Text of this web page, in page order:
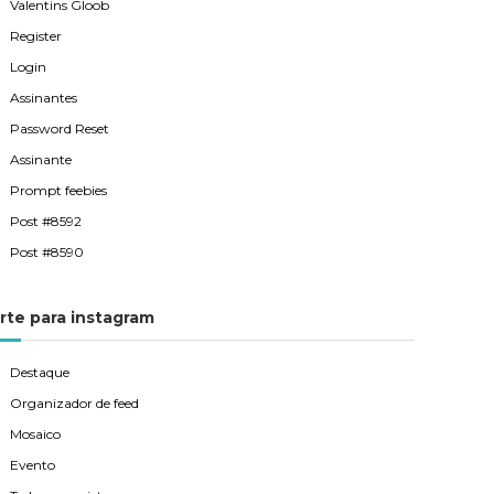
Valentins Gloob
Register
Login
Assinantes
Password Reset
Assinante
Prompt feebies
Post #8592
Post #8590
para instagram
Destaque
Organizador de feed
Mosaico
Evento